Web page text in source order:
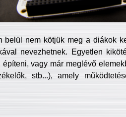
belül nem kötjük meg a diákok
nevezhetnek. Egyetlen
vagy már meglévő
stb...), amely